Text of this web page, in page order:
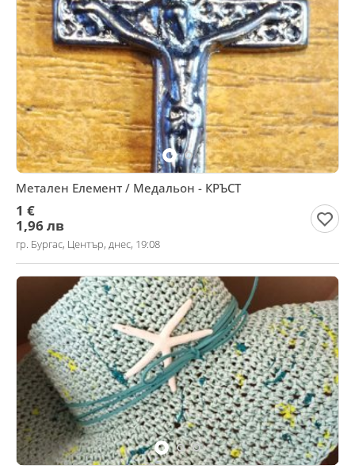
Метален Елемент / Медальон - КРЪСТ
1 €
1,96 лв
гр. Бургас, Център, днес, 19:08